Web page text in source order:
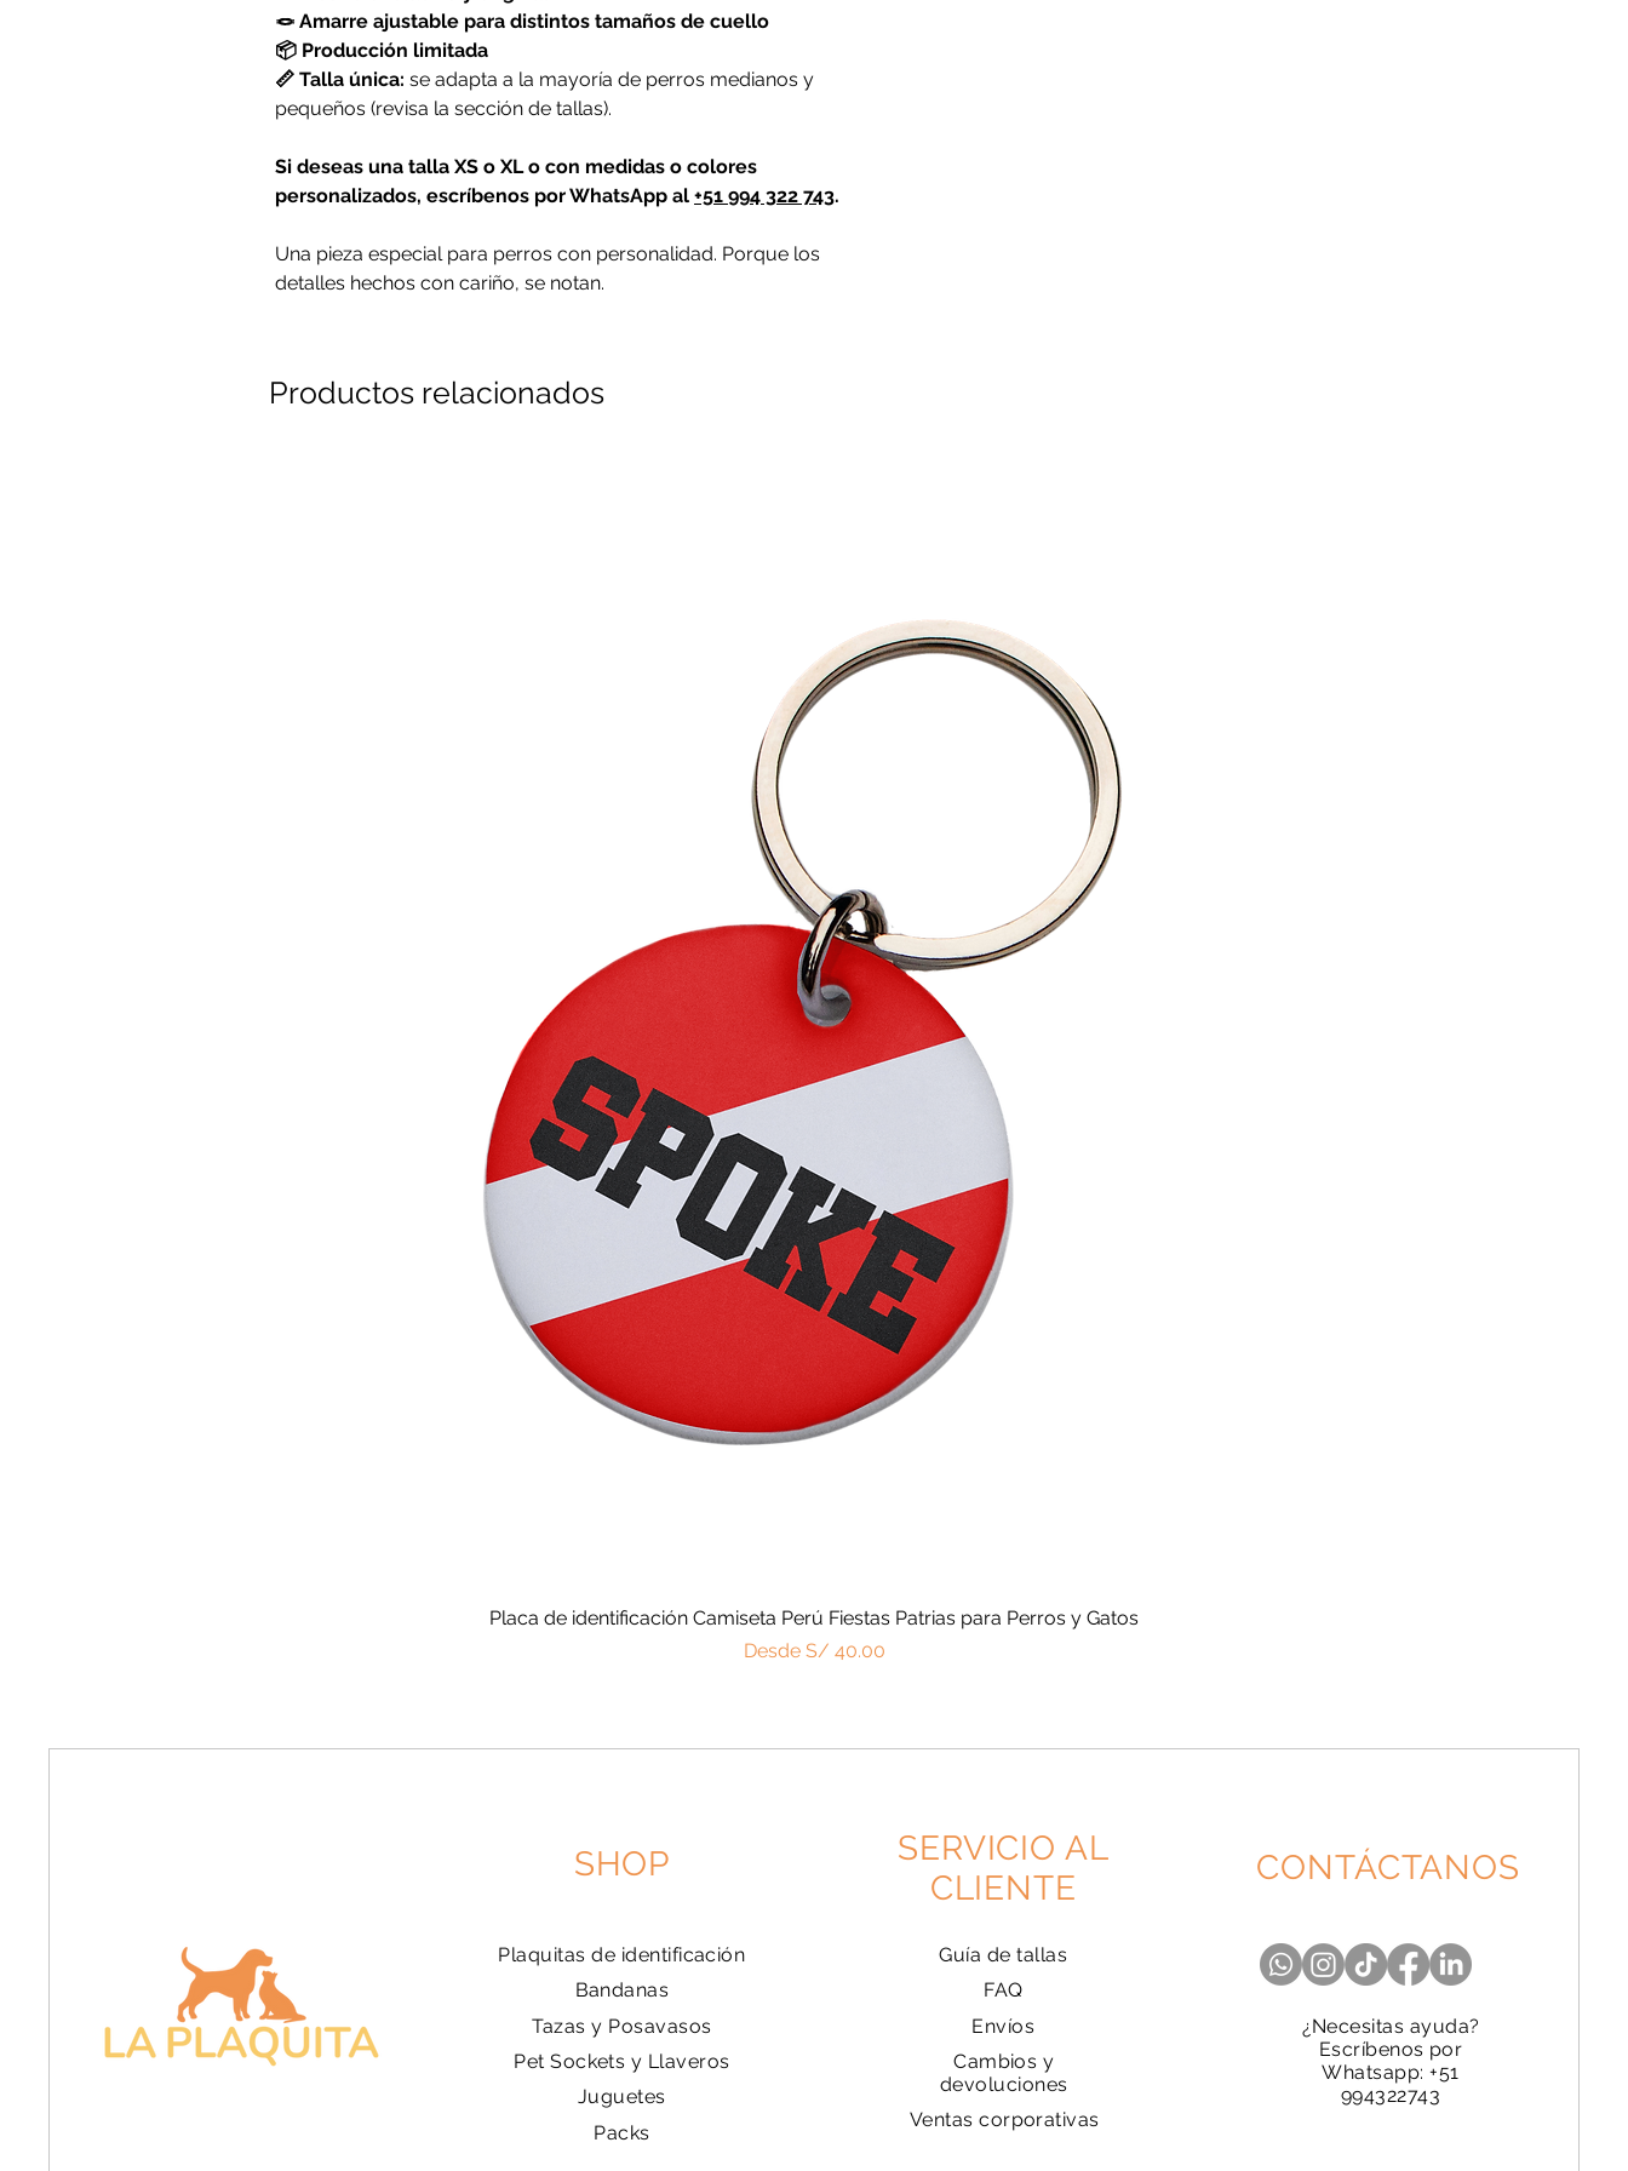
🪢 Amarre ajustable para distintos tamaños de cuello
📦 Producción limitada
📏 Talla única: se adapta a la mayoría de perros medianos y
pequeños (revisa la sección de tallas).
Si deseas una talla XS o XL o con medidas o colores
personalizados, escríbenos por WhatsApp al +51 994 322 743.
Una pieza especial para perros con personalidad. Porque los
detalles hechos con cariño, se notan.
Productos relacionados
Vista rápida
Placa de identificación Camiseta Perú Fiestas Patrias para Perros y Gatos
Desde S/ 40.00
Precio de oferta
SHOP
Plaquitas de identificación
Bandanas
Tazas y Posavasos
Pet Sockets y Llaveros
Juguetes
Packs
SERVICIO AL
CLIENTE
Guía de tallas
FAQ
Envíos
Cambios y
devoluciones
Ventas corporativas
CONTÁCTANOS
¿Necesitas ayuda?
Escríbenos por
Whatsapp: +51
994322743